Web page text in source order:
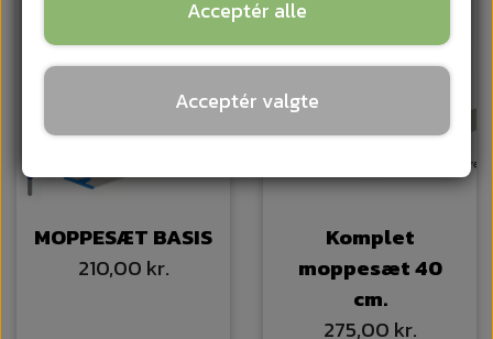
MOPPESÆT BASIS
210,00 kr.
Komplet
moppesæt 40
cm.
275,00 kr.
Acceptér alle
Acceptér valgte